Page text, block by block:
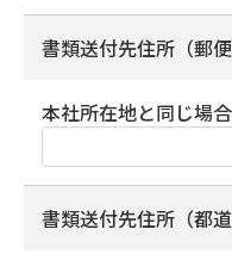
書類送付先住所（郵便
本社所在地と同じ場
書類送付先住所（都道